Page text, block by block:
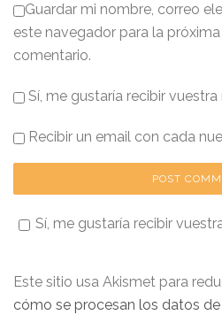
Guardar mi nombre, correo
este navegador para la
comentario.
Sí, me gustaría recibir
Recibir un email con cada
Sí, me gustaría recibir
Este sitio usa Akismet para
cómo se procesan los datos